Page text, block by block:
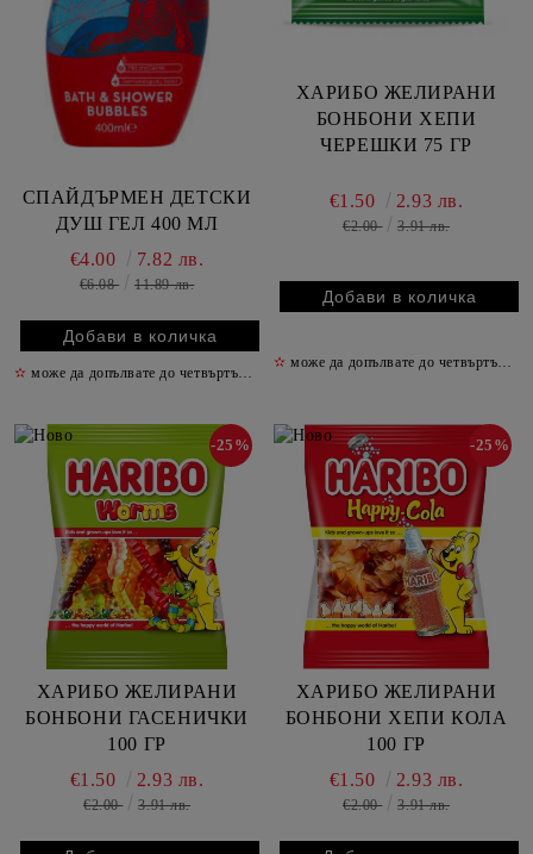
СПАЙДЪРМЕН ДЕТСКИ
ДУШ ГЕЛ 400 МЛ
€4.00 7.82 лв.
€6.08 11.89 лв.
✫ може да допълвате до четвъртък включително ✫
ХАРИБО ЖЕЛИРАНИ
БОНБОНИ ХЕПИ
ЧЕРЕШКИ 75 ГР
€1.50 2.93 лв.
€2.00 3.91 лв.
✫ може да допълвате до четвъртък включително
ХАРИБО ЖЕЛИРАНИ
БОНБОНИ ГАСЕНИЧКИ
100 ГР
-25%
€1.50 2.93 лв.
€2.00 3.91 лв.
ХАРИБО ЖЕЛИРАНИ
БОНБОНИ ХЕПИ КОЛА
100 ГР
-25%
€1.50 2.93 лв.
€2.00 3.91 лв.